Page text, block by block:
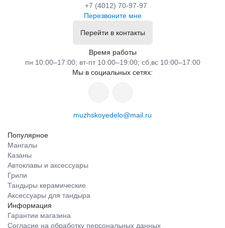
+7 (4012) 70-97-97
Перезвоните мне
Перейти в контакты
Время работы
пн 10:00–17:00; вт-пт 10:00–19:00; сб,вс 10:00–17:00
Мы в социальных сетях:
muzhskoyedelo@mail.ru
Популярное
Мангалы
Казаны
Автоклавы и аксессуары
Грили
Тандыры керамические
Аксессуары для тандыра
Информация
Гарантии магазина
Согласие на обработку персональных данных